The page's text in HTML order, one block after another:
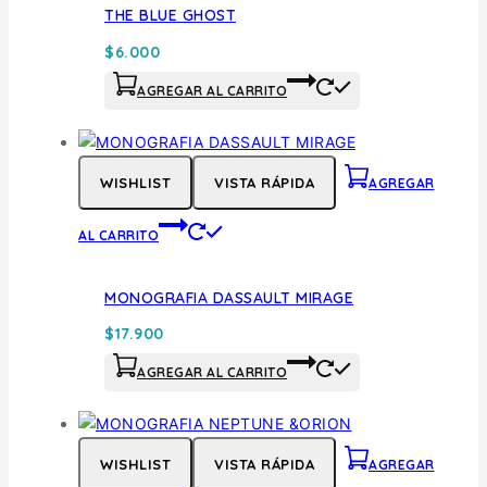
THE BLUE GHOST
$6.000
AGREGAR AL CARRITO
WISHLIST VISTA RÁPIDA AGREGAR
AL CARRITO
MONOGRAFIA DASSAULT MIRAGE
$17.900
AGREGAR AL CARRITO
WISHLIST VISTA RÁPIDA AGREGAR